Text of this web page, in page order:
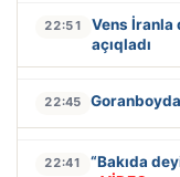
22:51
Vens İranla
açıqladı
22:45 Goranboyda
22:41
“Bakıda